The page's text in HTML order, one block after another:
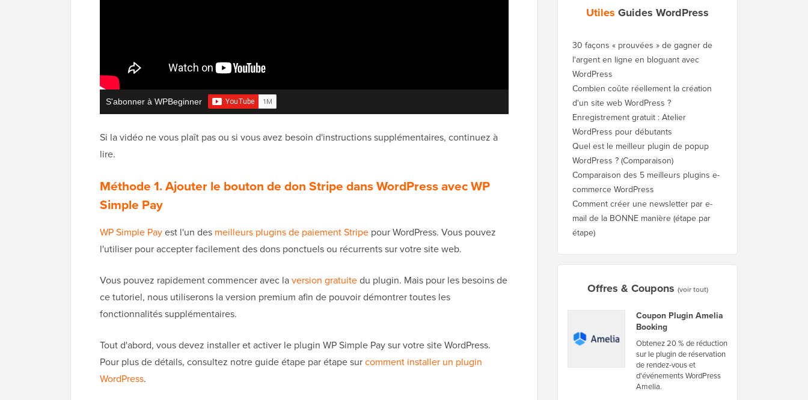
S'abonner à WPBeginner
Si la vidéo ne vous plaît pas ou si vous avez besoin d'instructions supplémentaires, continuez à
lire.
Méthode 1. Ajouter le bouton de don Stripe dans WordPress avec WP
Simple Pay
WP Simple Payest l'un des meilleurs plugins de paiement Stripe pour WordPress. Vous pouvez
l'utiliser pour accepter facilement des dons ponctuels ou récurrents sur votre site web.
Vous pouvez rapidement commencer avec laversion gratuitedu plugin. Mais pour les besoins de
ce tutoriel, nous utiliserons la version premium afin de pouvoir démontrer toutes les
fonctionnalités supplémentaires.
Tout d'abord, vous devez installer et activer le plugin WP Simple Pay sur votre site WordPress.
Pour plus de détails, consultez notre guide étape par étape surcomment installer un plugin
WordPress.
Utiles Guides WordPress
30 façons « prouvées » de gagner de
l'argent en ligne en bloguant avec
WordPress
Combien coûte réellement la création
d'un site web WordPress ?
Enregistrement gratuit : Atelier
WordPress pour débutants
Quel est le meilleur plugin de popup
WordPress ? (Comparaison)
Comparaison des 5 meilleurs plugins e-
commerce WordPress
Comment créer une newsletter par e-
mail de la BONNE manière (étape par
étape)
Offres & Coupons (voir tout)
Coupon Plugin Amelia
Booking
Obtenez 20 % de réduction
sur le plugin de réservation
de rendez-vous et
d'événements WordPress
Amelia.